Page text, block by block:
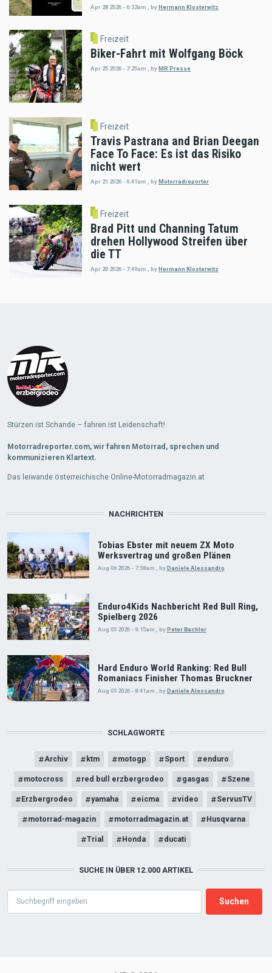
Apr 28 2026 - 6:32am byHermann Klosterwitz
Freizeit
Biker-Fahrt mit Wolfgang Böck
Apr 25 2026 - 7:25am , byMR Presse
Freizeit
Travis Pastrana and Brian Deegan
Face To Face: Es ist das Risiko
nicht wert
Apr 21 2026 - 6:41am byMotorradreporter
Freizeit
Brad Pitt und Channing Tatum
drehen Hollywood Streifen über
die TT
Apr 20 2026 - 7:49am byHermann Klosterwitz
Stürzen ist Schande – fahren ist Leidenschaft!
Motorradreporter.com, wir fahren Motorrad, sprechen und
kommunizieren Klartext.
Das leiwande österreichische Online-Motorradmagazin.at
NACHRICHTEN
Tobias Ebster mit neuem ZX Moto
Werksvertrag und großen Plänen
Aug 06 2026 - 7:58am byDaniele Alessandro
Enduro4Kids Nachbericht Red Bull Ring,
Spielberg 2026
Aug 05 2026 - 9:15am byPeter Bachler
Hard Enduro World Ranking: Red Bull
Romaniacs Finisher Thomas Bruckner
Aug 05 2026 - 8:41am byDaniele Alessandro
SCHLAGWORTE
Archiv ktm motogp Sport enduro
motocross red bull erzbergrodeo gasgas Szene
Erzbergrodeo yamaha eicma video ServusTV
motorrad-magazin motorradmagazin.at Husqvarna
Trial Honda ducati
SUCHE IN ÜBER 12.000 ARTIKEL